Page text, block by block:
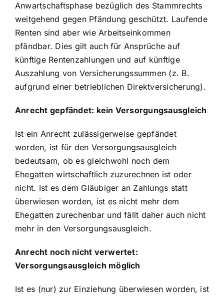
Anwartschaftsphase bezüglich des Stammrechts
weitgehend gegen Pfändung geschützt. Laufende
Renten sind aber wie Arbeitseinkommen
pfändbar. Dies gilt auch für Ansprüche auf
künftige Rentenzahlungen und auf künftige
Auszahlung von Versicherungssummen (z. B.
aufgrund einer betrieblichen Direktversicherung).
Anrecht gepfändet: kein Versorgungsausgleich
Ist ein Anrecht zulässigerweise gepfändet
worden, ist für den Versorgungsausgleich
bedeutsam, ob es gleichwohl noch dem
Ehegatten wirtschaftlich zuzurechnen ist oder
nicht. Ist es dem Gläubiger an Zahlungs statt
überwiesen worden, ist es nicht mehr dem
Ehegatten zurechenbar und fällt daher auch nicht
mehr in den Versorgungsausgleich.
Anrecht noch nicht verwertet:
Versorgungsausgleich möglich
Ist es (nur) zur Einziehung überwiesen worden, ist